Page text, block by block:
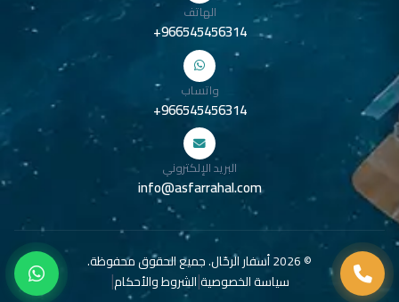
الهاتف
+966545456314
واتساب
+966545456314
البريد الإلكتروني
info@asfarrahal.com
©
2026أسفار الرحّال. جميع الحقوق محفوظة.
سياسة الخصوصية|الشروط والأحكام|